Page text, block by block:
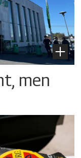
men